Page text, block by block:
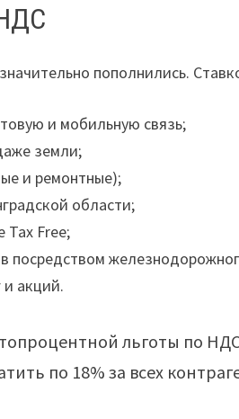
пополнились.
и мобильную связь;
земли;
и ремонтные);
области;
Tax Free;
посредством
и акций.
льготы по
по 18% за всех